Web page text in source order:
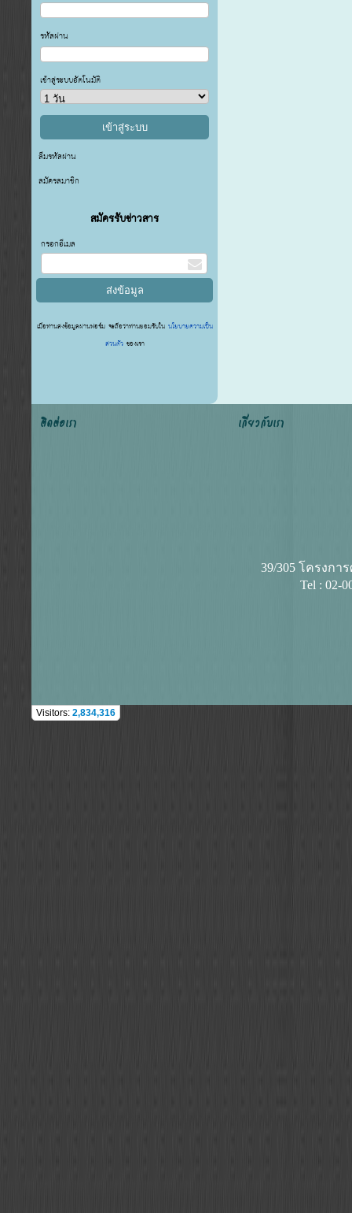
รหัสผ่าน
เข้าสู่ระบบอัตโนมัติ
ลืมรหัสผ่าน
สมัครสมาชิก
สมัครรับข่าวสาร
กรอกอีเมล
เมื่อท่านส่งข้อมูลผ่านฟอร์ม จะถือว่าท่านยอมรับในนโยบายความเป็น
ส่วนตัว ของเรา
ติดต่อเรา เกี่ยวกับเรา
39/305 โครงก
Tel : 02-
Visitors: 2,834,316